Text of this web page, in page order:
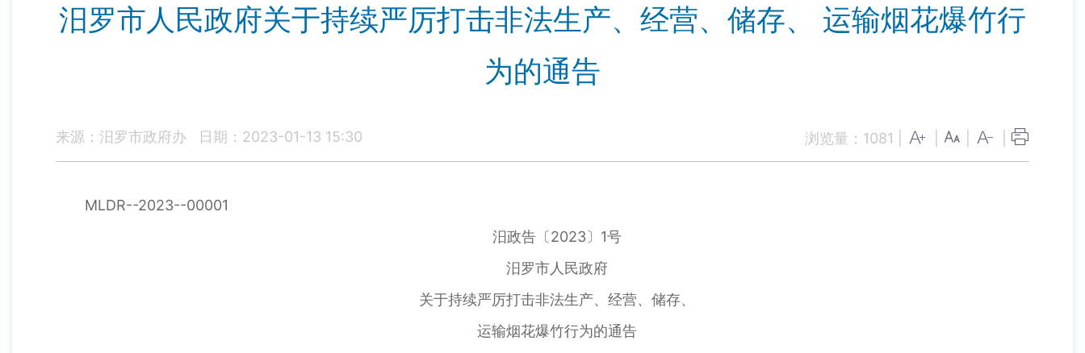
汨罗市人民政府关于持续严厉打击非法生产、经营、储存、 运输烟花爆竹行
为的通告
来源：汨罗市政府办 日期：2023-01-13 15:30 浏览量： 1081
MLDR--2023--00001
汨政告〔2023〕1号
汨罗市人民政府
关于持续严厉打击非法生产、经营、储存、
运输烟花爆竹行为的通告